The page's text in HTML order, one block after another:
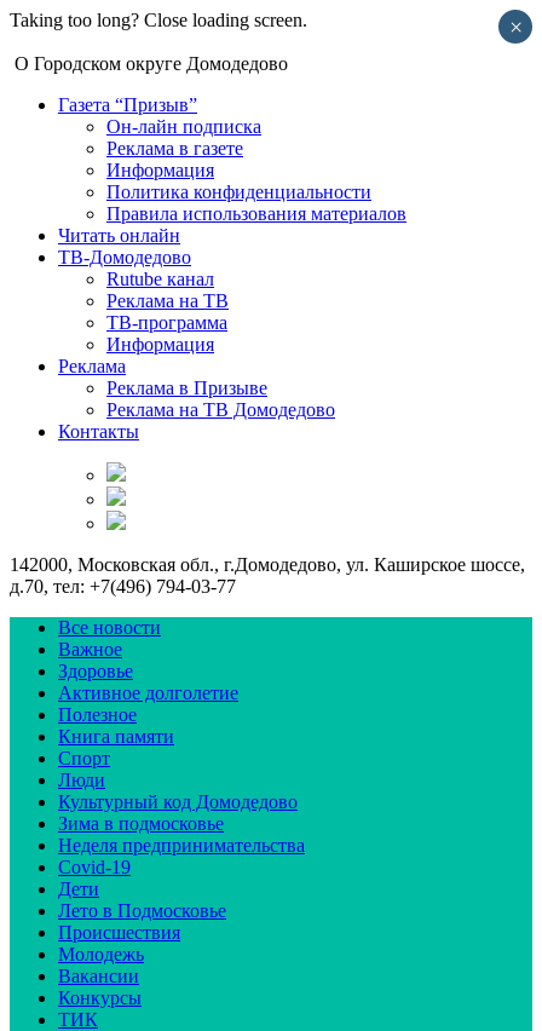
Taking too long? Close loading screen.
О Городском округе Домодедово
Газета “Призыв”
Он-лайн подписка
Реклама в газете
Информация
Политика конфиденциальности
Правила использования материалов
Читать онлайн
ТВ-Домодедово
Rutube канал
Реклама на ТВ
ТВ-программа
Информация
Реклама
Реклама в Призыве
Реклама на ТВ Домодедово
Контакты
142000, Московская обл., г.Домодедово, ул. Каширское шоссе,
д.70, тел: +7(496) 794-03-77
Все новости
Важное
Здоровье
Активное долголетие
Полезное
Книга памяти
Спорт
Люди
Культурный код Домодедово
Зима в подмосковье
Неделя предпринимательства
Covid-19
Дети
Лето в Подмосковье
Происшествия
Молодежь
Вакансии
Конкурсы
ТИК
×